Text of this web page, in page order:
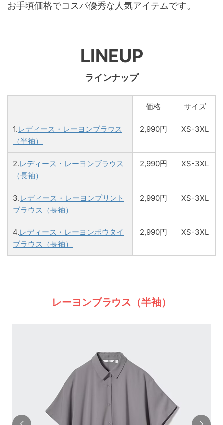
お手頃価格でコスパ優秀な人気アイテムです。
LINEUP
ラインナップ
価格 サイズ
1.レディース・レーヨンブラウス
（半袖）
2,990円 XS-3XL
2.レディース・レーヨンブラウス
（長袖）
2,990円 XS-3XL
3.レディース・レーヨンプリント
ブラウス（長袖）
2,990円 XS-3XL
4.レディース・レーヨンボウタイ
ブラウス（長袖）
2,990円 XS-3XL
レーヨンブラウス（半袖）